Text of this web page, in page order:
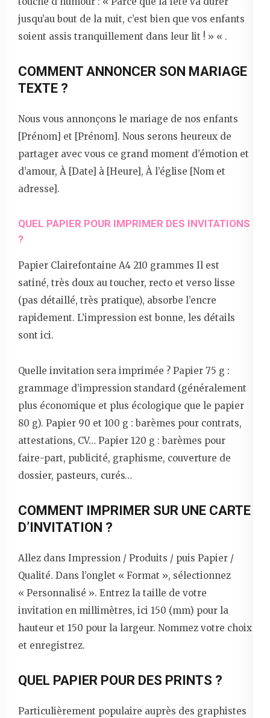
jusqu’au bout de la nuit, c’est bien que vos enfants
soient assis tranquillement dans leur lit ! » « .
COMMENT ANNONCER SON MARIAGE
TEXTE ?
Nous vous annonçons le mariage de nos enfants
[Prénom] et [Prénom]. Nous serons heureux de
partager avec vous ce grand moment d’émotion et
d’amour, À [Date] à [Heure], À l’église [Nom et
adresse].
QUEL PAPIER POUR IMPRIMER DES INVITATIONS
?
Papier Clairefontaine A4 210 grammes Il est
satiné, très doux au toucher, recto et verso lisse
(pas détaillé, très pratique), absorbe l’encre
rapidement. L’impression est bonne, les détails
sont ici.
Quelle invitation sera imprimée ? Papier 75 g :
grammage d’impression standard (généralement
plus économique et plus écologique que le papier
80 g). Papier 90 et 100 g : barèmes pour contrats,
attestations, CV… Papier 120 g : barèmes pour
faire-part, publicité, graphisme, couverture de
dossier, pasteurs, curés…
COMMENT IMPRIMER SUR UNE CARTE
D’INVITATION ?
Allez dans Impression / Produits / puis Papier /
Qualité. Dans l’onglet « Format », sélectionnez
« Personnalisé ». Entrez la taille de votre
invitation en millimètres, ici 150 (mm) pour la
hauteur et 150 pour la largeur. Nommez votre choix
et enregistrez.
QUEL PAPIER POUR DES PRINTS ?
Particulièrement populaire auprès des graphistes